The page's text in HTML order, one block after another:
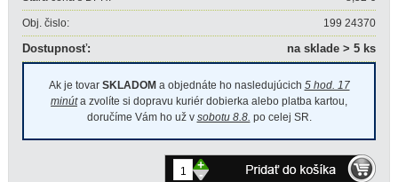
Obj. čislo: 199 24370
Dostupnosť: na sklade > 5 ks
Ak je tovar SKLADOM a objednáte ho nasledujúcich 5 hod. 17
minúta zvolíte si dopravu kuriér dobierka alebo platba kartou,
doručíme Vám ho už v sobotu 8.8. po celej SR.
-
+